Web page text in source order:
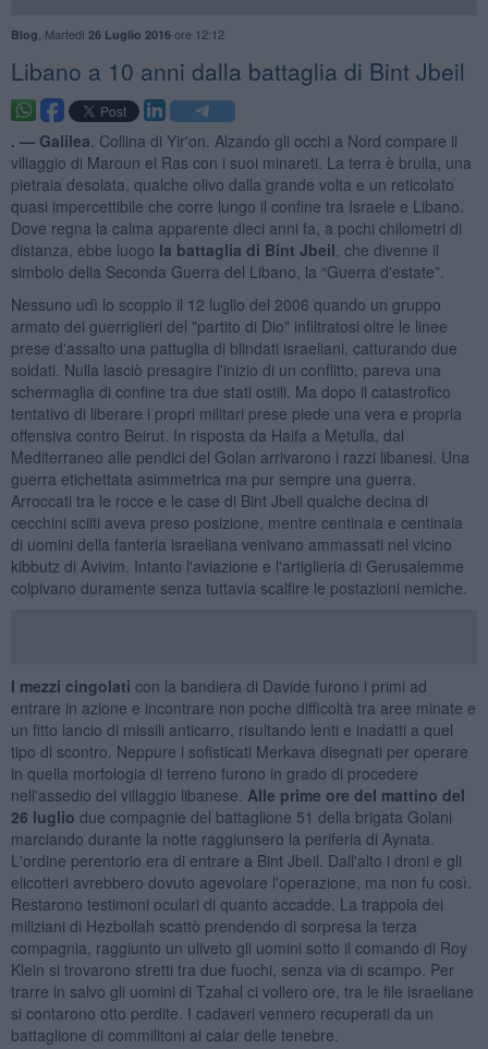
Blog Martedì 26 Luglio 2016ore 12:12
Libano a 10 anni dalla battaglia di Bint Jbeil
. — Galilea . Collina di Yir'on. Alzando gli occhi a Nord compare il
villaggio di Maroun el Ras con i suoi minareti. La terra è brulla, una
pietraia desolata, qualche olivo dalla grande volta e un reticolato
quasi impercettibile che corre lungo il confine tra Israele e Libano.
Dove regna la calma apparente dieci anni fa, a pochi chilometri di
distanza, ebbe luogo la battaglia di Bint Jbeil , che divenne il
simbolo della Seconda Guerra del Libano, la “Guerra d'estate”.
Nessuno udì lo scoppio il 12 luglio del 2006 quando un gruppo
armato dei guerriglieri del "partito di Dio" infiltratosi oltre le linee
prese d'assalto una pattuglia di blindati israeliani, catturando due
soldati. Nulla lasciò presagire l'inizio di un conflitto, pareva una
schermaglia di confine tra due stati ostili. Ma dopo il catastrofico
tentativo di liberare i propri militari prese piede una vera e propria
offensiva contro Beirut. In risposta da Haifa a Metulla, dal
Mediterraneo alle pendici del Golan arrivarono i razzi libanesi. Una
guerra etichettata asimmetrica ma pur sempre una guerra.
Arroccati tra le rocce e le case di Bint Jbeil qualche decina di
cecchini sciiti aveva preso posizione, mentre centinaia e centinaia
di uomini della fanteria israeliana venivano ammassati nel vicino
kibbutz di Avivim. Intanto l'aviazione e l'artiglieria di Gerusalemme
colpivano duramente senza tuttavia scalfire le postazioni nemiche.
I mezzi cingolati con la bandiera di Davide furono i primi ad
entrare in azione e incontrare non poche difficoltà tra aree minate e
un fitto lancio di missili anticarro, risultando lenti e inadatti a quel
tipo di scontro. Neppure i sofisticati Merkava disegnati per operare
in quella morfologia di terreno furono in grado di procedere
nell'assedio del villaggio libanese. Alle prime ore del mattino del
26 luglio due compagnie del battaglione 51 della brigata Golani
marciando durante la notte raggiunsero la periferia di Aynata.
L'ordine perentorio era di entrare a Bint Jbeil. Dall'alto i droni e gli
elicotteri avrebbero dovuto agevolare l'operazione, ma non fu così.
Restarono testimoni oculari di quanto accadde. La trappola dei
miliziani di Hezbollah scattò prendendo di sorpresa la terza
compagnia, raggiunto un uliveto gli uomini sotto il comando di Roy
Klein si trovarono stretti tra due fuochi, senza via di scampo. Per
trarre in salvo gli uomini di Tzahal ci vollero ore, tra le file israeliane
si contarono otto perdite. I cadaveri vennero recuperati da un
battaglione di commilitoni al calar delle tenebre.